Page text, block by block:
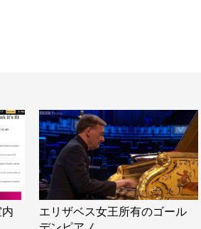
エリザベス女王所有のゴール